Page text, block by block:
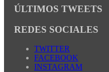
ÚLTIMOS TWEETS
REDES SOCIALES
TWITTER
FACEBOOK
INSTAGRAM